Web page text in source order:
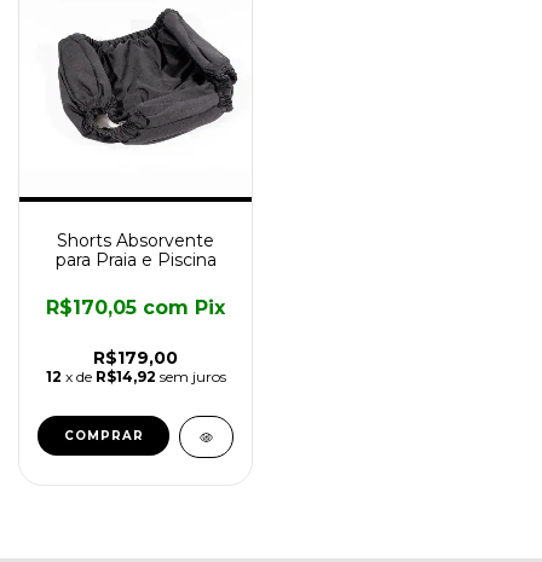
Shorts Absorvente
para Praia e Piscina
R$179,00
R$170,05 com Pix
12 x de R$14,92 sem juros
COMPRAR